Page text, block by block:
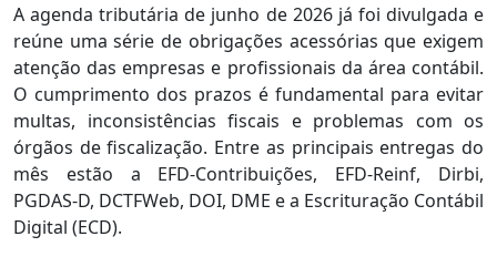
A agenda tributária de junho de 2026 já foi divulgada e
reúne uma série de obrigações acessórias que exigem
atenção das empresas e profissionais da área contábil.
O cumprimento dos prazos é fundamental para evitar
multas, inconsistências fiscais e problemas com os
órgãos de fiscalização. Entre as principais entregas do
mês estão a EFD-Contribuições, EFD-Reinf, Dirbi,
PGDAS-D, DCTFWeb, DOI, DME e a Escrituração Contábil
Digital (ECD).